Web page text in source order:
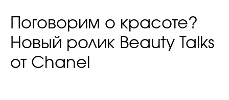
Поговорим о красоте?
Новый ролик Beauty Talks
от Chanel